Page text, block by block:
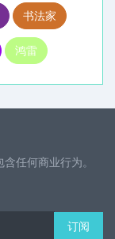
书法家
鸿雷
任何商业行为。
订阅